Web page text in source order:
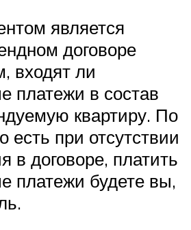
является
договоре
входят ли
платежи в состав
квартиру. По
есть при отсутствии
в договоре, платить
платежи будете вы,